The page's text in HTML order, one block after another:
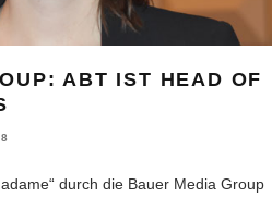
ABT IST HEAD OF
durch die Bauer Media Group